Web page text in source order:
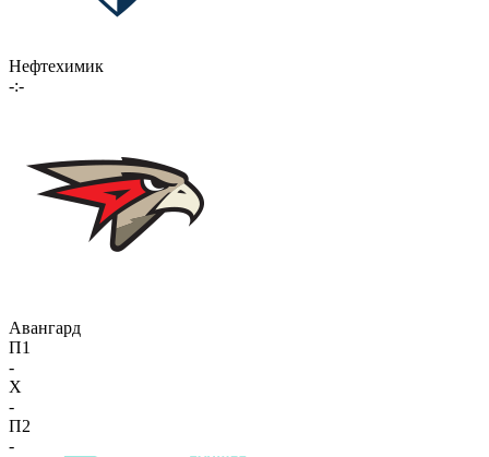
Нефтехимик
-:-
Авангард
П1
-
X
-
П2
-